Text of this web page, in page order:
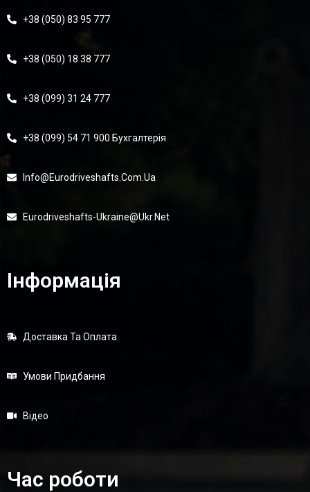
+38 (050) 83 95 777
+38 (050) 18 38 777
+38 (099) 31 24 777
+38 (099) 54 71 900 Бухгалтерія
Info@eurodriveshafts.com.ua
Eurodriveshafts-Ukraine@ukr.net
Інформація
Доставка Та Оплата
Умови Придбання
Відео
Час роботи